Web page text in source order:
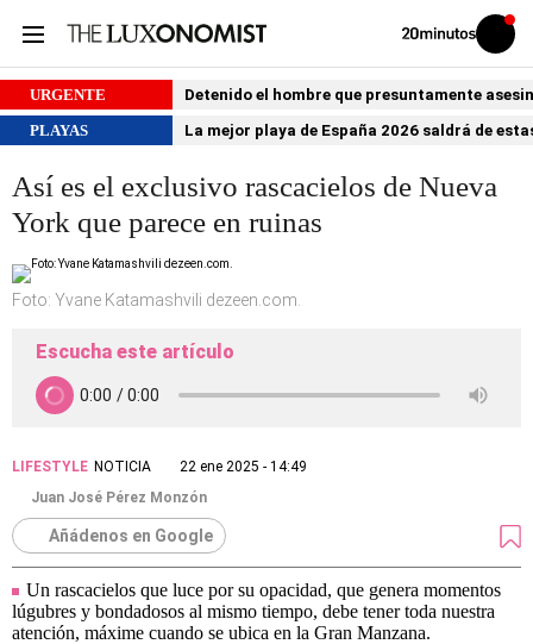
Volver
Iniciar
sesión
URGENTE
Detenido el hombre que presuntamente
PLAYAS
La mejor playa de España 2026 saldrá de
Así es el exclusivo rascacielos de Nueva
York que parece en ruinas
Foto: Yvane Katamashvili dezeen.com.
Escucha este artículo
LIFESTYLE NOTICIA
22 ene 2025 - 14:49
Juan José Pérez Monzón
Añádenos en Google
Un rascacielos que luce por su opacidad, que genera momentos
lúgubres y bondadosos al mismo tiempo, debe tener toda nuestra
atención, máxime cuando se ubica en la Gran Manzana.